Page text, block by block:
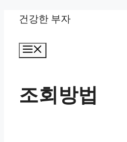
Skip
content
건강한 부자
조회방법